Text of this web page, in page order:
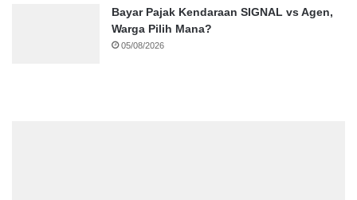
Bayar Pajak Kendaraan SIGNAL vs Agen,
Warga Pilih Mana?
05/08/2026